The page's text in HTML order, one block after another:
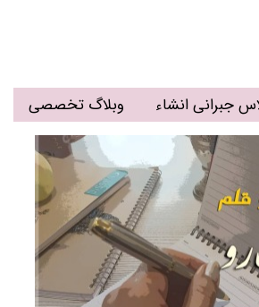
جبرانی انشاء وبلاگ تخصصی